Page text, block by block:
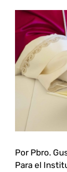
Ver
imagen
más
grande
Por Pbro.
Para el